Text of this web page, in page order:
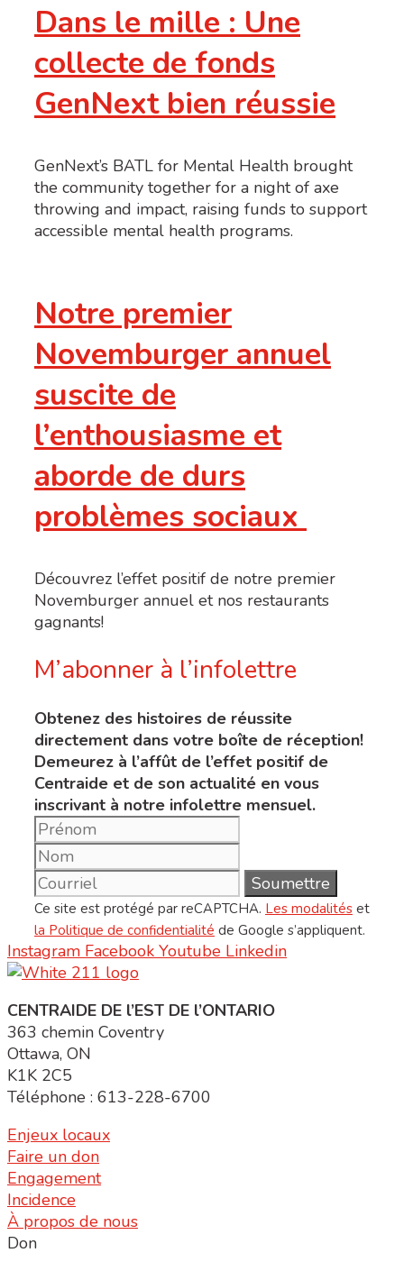
Dans le mille : Une
collecte de fonds
GenNext bien réussie
GenNext’s BATL for Mental Health brought
the community together for a night of axe
throwing and impact, raising funds to support
accessible mental health programs.
Notre premier
Novemburger annuel
suscite de
l’enthousiasme et
aborde de durs
problèmes sociaux
Découvrez l’effet positif de notre premier
Novemburger annuel et nos restaurants
gagnants!
M’abonner à l’infolettre
Obtenez des histoires de réussite
directement dans votre boîte de réception!
Demeurez à l’affût de l’effet positif de
Centraide et de son actualité en vous
inscrivant à notre infolettre mensuel.
Ce site est protégé par reCAPTCHA. Les modalités et
la Politique de confidentialité de Google s’appliquent.
Instagram Facebook Youtube Linkedin
CENTRAIDE DE l’EST DE l’ONTARIO
363 chemin Coventry
Ottawa, ON
K1K 2C5
Téléphone : 613-228-6700
Enjeux locaux
Faire un don
Engagement
Incidence
À propos de nous
Don